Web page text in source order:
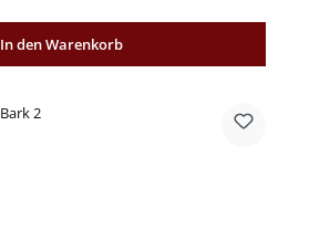
In den Warenkorb